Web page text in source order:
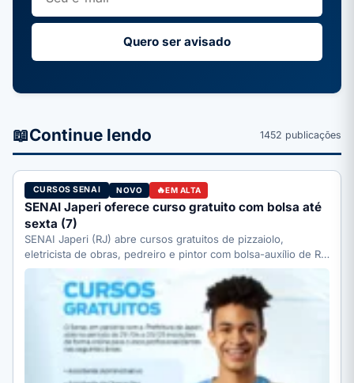
Quero ser avisado
📖Continue lendo 1452 publicações
CURSOS SENAI NOVO EM ALTA
SENAI Japeri oferece curso gratuito com bolsa até
sexta (7)
SENAI Japeri (RJ) abre cursos gratuitos de pizzaiolo,
eletricista de obras, pedreiro e pintor com bolsa-auxílio de R$
…